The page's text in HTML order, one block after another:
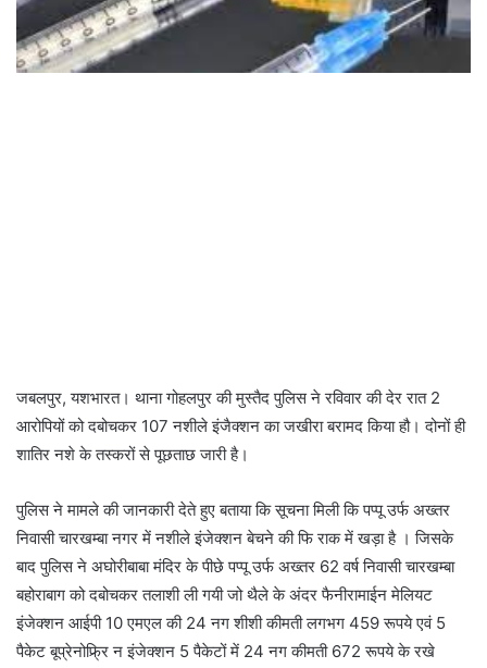
जबलपुर, यशभारत। थाना गोहलपुर की मुस्तैद पुलिस ने रविवार की देर रात 2
आरोपियों को दबोचकर 107 नशीले इंजैक्शन का जखीरा बरामद किया हौ। दोनों ही
शातिर नशे के तस्करों से पूछताछ जारी है।
पुलिस ने मामले की जानकारी देते हुए बताया कि सूचना मिली कि पप्पू उर्फ अख्तर
निवासी चारखम्बा नगर में नशीले इंजेक्शन बेचने की फि राक में खड़ा है । जिसके
बाद पुलिस ने अघोरीबाबा मंदिर के पीछे पप्पू उर्फ अख्तर 62 वर्ष निवासी चारखम्बा
बहोराबाग को दबोचकर तलाशी ली गयी जो थैले के अंदर फैनीरामाईन मेलियट
इंजेक्शन आईपी 10 एमएल की 24 नग शीशी कीमती लगभग 459 रूपये एवं 5
पैकेट बूप्रेनोफ्र्रि न इंजेक्शन 5 पैकेटों में 24 नग कीमती 672 रूपये के रखे